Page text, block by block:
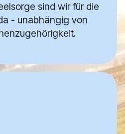
sind wir für die
- unabhängig von